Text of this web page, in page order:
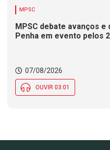
MPSC
MPSC debate avanços
Penha em evento pelos
07/08/2026
OUVIR 03:01